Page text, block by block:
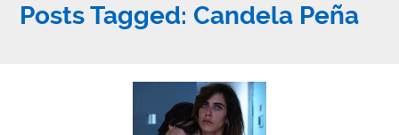
Posts Tagged: Candela Peña